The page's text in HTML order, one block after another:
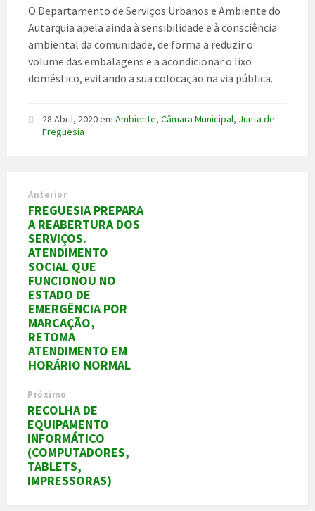
O Departamento de Serviços Urbanos e Ambiente do
Autarquia apela ainda à sensibilidade e à consciência
ambiental da comunidade, de forma a reduzir o
volume das embalagens e a acondicionar o lixo
doméstico, evitando a sua colocação na via pública.
28 Abril, 2020em Ambiente, Câmara Municipal, Junta de
Freguesia
Anterior
FREGUESIA PREPARA
A REABERTURA DOS
SERVIÇOS.
ATENDIMENTO
SOCIAL QUE
FUNCIONOU NO
ESTADO DE
EMERGÊNCIA POR
MARCAÇÃO,
RETOMA
ATENDIMENTO EM
HORÁRIO NORMAL
Próximo
RECOLHA DE
EQUIPAMENTO
INFORMÁTICO
(COMPUTADORES,
TABLETS,
IMPRESSORAS)